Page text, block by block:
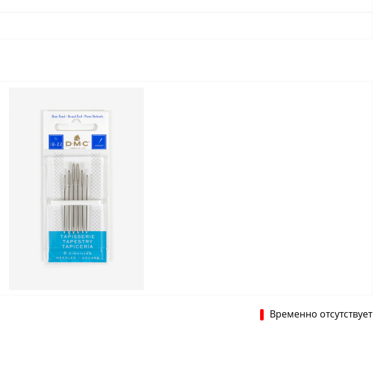
Временно отсутствует